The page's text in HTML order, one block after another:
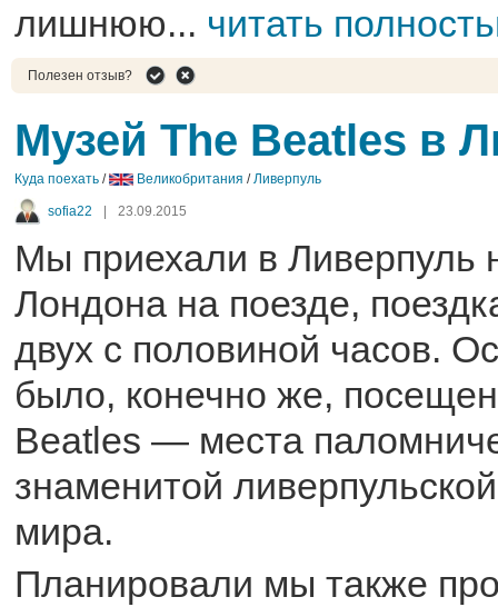
лишнюю... читать
Полезен отзыв?
Музей The Beatles в
Куда поехать / Великобритания /Ливерпуль
sofia22 23.09.2015
Мы приехали в Ливерпуль
Лондона на поезде,
двух с половиной часов.
было, конечно же,
Beatles — места
знаменитой
мира.
Планировали мы также